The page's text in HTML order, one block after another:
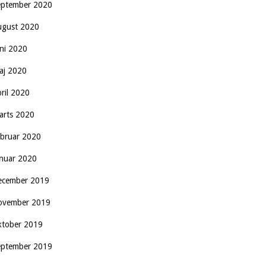
2020
2020
2020
2020
2020
2020
2020
2020
2019
2019
2019
2019